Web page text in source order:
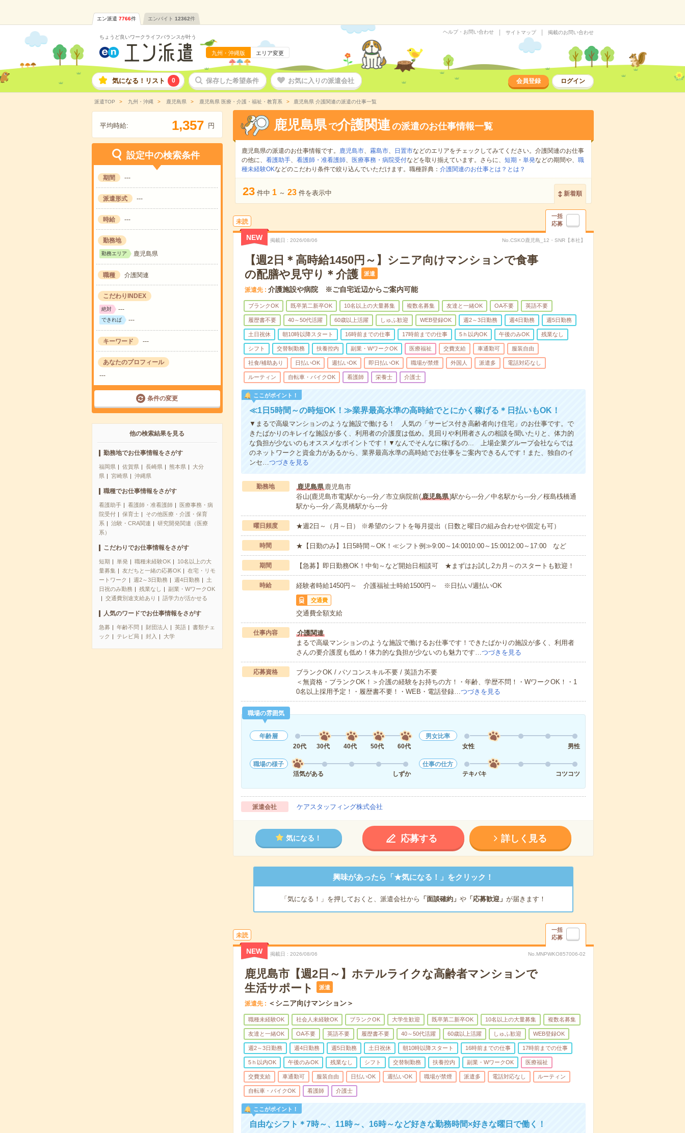
エン派遣 7766件 エンバイト 12362件
ちょうど良いワークライフバランスが叶う
九州・沖縄版 エリア変更
ヘルプ・お問い合わせ サイトマップ 掲載のお問い合わせ
気になる！リスト 0 保存した希望条件 お気に入りの派遣会社 会員登録 ログイン
派遣TOP 九州・沖縄 鹿児島県 鹿児島県 医療・介護・福祉・教育系 鹿児島県 介護関連の派遣の仕事一覧
平均時給: 1,357 円
設定中の検索条件
期間 ---
派遣形式 ---
時給 ---
勤務地
勤務エリア 鹿児島県
職種 介護関連
こだわりINDEX
絶対 ---
できれば ---
キーワード ---
あなたのプロフィール
---
条件の変更
他の検索結果を見る
勤務地でお仕事情報をさがす
福岡県 佐賀県 長崎県 熊本県
大分
県
宮崎県 沖縄県
職種でお仕事情報をさがす
看護助手 看護師・准看護師
医療事務・病
院受付
保育士
その他医療・介護・保育
系
治験・CRA関連
研究開発関連（医療
系）
こだわりでお仕事情報をさがす
短期 単発 職種未経験OK
10名以上の大
量募集
友だちと一緒の応募OK
在宅・リモ
ートワーク
週2～3日勤務 週4日勤務
土
日祝のみ勤務
残業なし
副業・WワークOK
交通費別途支給あり
語学力が活かせる
人気のワードでお仕事情報をさがす
急募 年齢不問 財団法人 英語
書類チェ
ック
テレビ局 封入 大学
鹿児島県 で介護関連の派遣のお仕事情報一覧
鹿児島県の派遣のお仕事情報です。 鹿児島市、 霧島市、 日置市などのエリアをチェックしてみてください。介護関連のお仕事
の他に、 看護助手、 看護師・准看護師、 医療事務・病院受付などを取り揃えています。さらに、 短期 ・ 単発などの期間や、 職
種未経験OKなどのこだわり条件で絞り込んでいただけます。職種辞典： 介護関連のお仕事とは？とは？
23 件中 1 ～ 23 件を表示中 新着順
未読
一括
応募
NEW 掲載日 2026/08/06 No.CSKO鹿児島_12・SNR【本社】
【週2日＊高時給1450円～】シニア向けマンションで食事
の配膳や見守り＊介護
派遣
派遣先 介護施設や病院 ※ご自宅近辺からご案内可能
ブランクOK 既卒第二新卒OK 10名以上の大量募集 複数名募集 友達と一緒OK OA不要 英語不要
履歴書不要 40～50代活躍 60歳以上活躍 しゅふ歓迎 WEB登録OK 週2～3日勤務 週4日勤務 週5日勤務
土日祝休 朝10時以降スタート 16時前までの仕事 17時前までの仕事 5ｈ以内OK 午後のみOK 残業なし
シフト 交替制勤務 扶養控内 副業・WワークOK 医療福祉 交費支給 車通勤可 服装自由
社食/補助あり 日払いOK 週払いOK 即日払いOK 職場が禁煙 外国人 派遣多 電話対応なし
ルーティン 自転車・バイクOK 看護師 栄養士 介護士
ここがポイント！
≪1日5時間～の時短OK！≫業界最高水準の高時給でとにかく稼げる＊日払いもOK！
▼まるで高級マンションのような施設で働ける！ 人気の「サービス付き高齢者向け住宅」のお仕事です。で
きたばかりのキレイな施設が多く、利用者の介護度は低め。見回りや利用者さんの相談を聞いたりと、体力的
な負担が少ないのもオススメなポイントです！▼なんでそんなに稼げるの... 上場企業グループ会社ならでは
のネットワークと資金力があるから、業界最高水準の高時給でお仕事をご案内できるんです！また、独自のイ
ンセ…つづきを見る
勤務地 鹿児島県鹿児島市
谷山(鹿児島市電)駅から---分／市立病院前(鹿児島県)駅から---分／中名駅から---分／桜島桟橋通
駅から---分／高見橋駅から---分
曜日頻度 ★週2日～（月～日） ※希望のシフトを毎月提出（日数と曜日の組み合わせや固定も可）
時間 ★【日勤のみ】1日5時間～OK！≪シフト例≫9:00～14:0010:00～15:0012:00～17:00 など
期間 【急募】即日勤務OK！中旬～など開始日相談可 ★まずはお試し2カ月～のスタートも歓迎！
時給 経験者時給1450円～ 介護福祉士時給1500円～ ※日払い/週払いOK
交通費
交通費全額支給
仕事内容
介護関連
まるで高級マンションのような施設で働けるお仕事です！できたばかりの施設が多く、利用者
さんの要介護度も低め！体力的な負担が少ないのも魅力です…つづきを見る
応募資格
ブランクOK / パソコンスキル不要 / 英語力不要
＜無資格・ブランクOK！＞介護の経験をお持ちの方！・年齢、学歴不問！・WワークOK！・1
0名以上採用予定！・履歴書不要！・WEB・電話登録…つづきを見る
職場の雰囲気
年齢層
20代
30代 40代 50代 60代
男女比率
女性
男性
職場の様子
活気がある
しずか
仕事の仕方
テキパキ
コツコツ
派遣会社 ケアスタッフィング株式会社
気になる！ 応募する 詳しく見る
興味があったら「★気になる！」をクリック！
「気になる！」を押しておくと、派遣会社から 「面談確約」 や「応募歓迎」 が届きます！
未読
一括
応募
NEW 掲載日 2026/08/06 No.MNPWKO857006-02
鹿児島市【週2日～】ホテルライクな高齢者マンションで
生活サポート
派遣
派遣先 ＜シニア向けマンション＞
職種未経験OK 社会人未経験OK ブランクOK 大学生歓迎 既卒第二新卒OK 10名以上の大量募集 複数名募集
友達と一緒OK OA不要 英語不要 履歴書不要 40～50代活躍 60歳以上活躍 しゅふ歓迎 WEB登録OK
週2～3日勤務 週4日勤務 週5日勤務 土日祝休 朝10時以降スタート 16時前までの仕事 17時前までの仕事
5ｈ以内OK 午後のみOK 残業なし シフト 交替制勤務 扶養控内 副業・WワークOK 医療福祉
交費支給 車通勤可 服装自由 日払いOK 週払いOK 職場が禁煙 派遣多 電話対応なし ルーティン
自転車・バイクOK 看護師 介護士
ここがポイント！
自由なシフト＊7時～、11時～、16時～など好きな勤務時間×好きな曜日で働く！